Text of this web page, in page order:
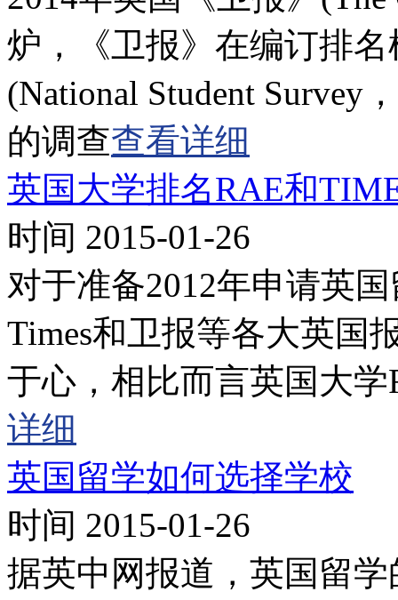
炉，《卫报》在编订排
(National Student Survey
的调查查看详细
英国大学排名RAE和
时间 2015-01-26
对于准备2012年申请英
Times和卫报等各大英国
于心，相比而言英国大
详细
英国留学如何选择学校
时间 2015-01-26
据英中网报道，英国留